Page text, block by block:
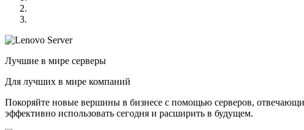
Лучшие в мире серверы
Для лучших в мире компаний
Покоряйте новые вершины в бизнесе с помощью серверов,
эффективно использовать сегодня и расширить в будущем.